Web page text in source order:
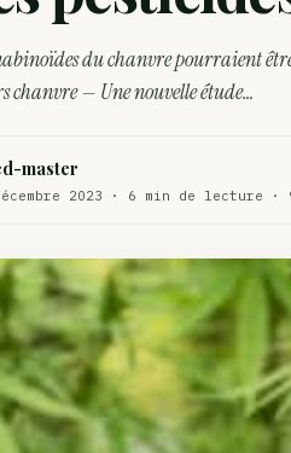
WEED
les maux de dos…ACTU
du chanvre pourraient
chanvre — Une nouvelle étude…
master
2023 · 6 min de lecture ·